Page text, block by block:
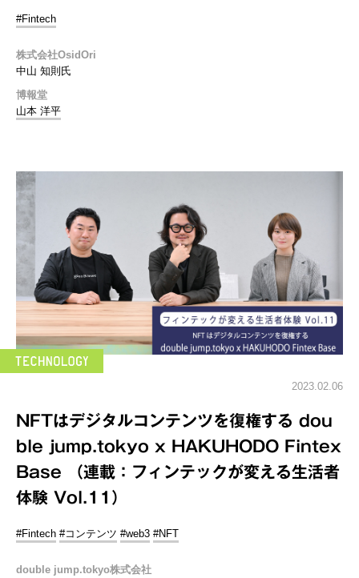
#Fintech
株式会社OsidOri
中山 知則氏
博報堂
山本 洋平
2023.02.06
NFTはデジタルコンテンツを復権する dou
ble jump.tokyo x HAKUHODO Fintex
Base （連載：フィンテックが変える生活者
体験 Vol.11）
#Fintech #コンテンツ #web3 #NFT
double jump.tokyo株式会社